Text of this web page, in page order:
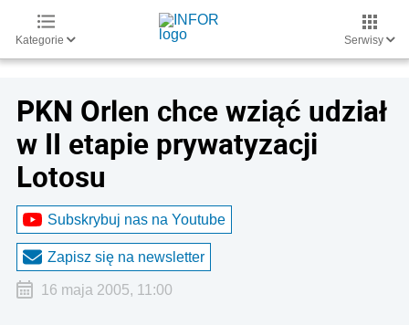
Kategorie Serwisy
PKN Orlen chce wziąć udział
w II etapie prywatyzacji
Lotosu
Subskrybuj nas na Youtube
Zapisz się na newsletter
16 maja 2005, 11:00